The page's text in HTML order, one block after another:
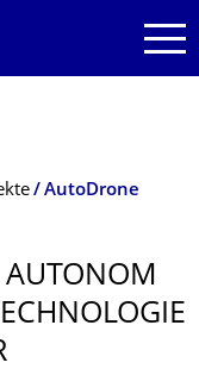
AutoDrone
AUTONOM